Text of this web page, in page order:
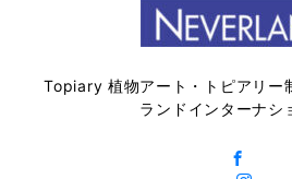
Topiary 植物アート・トピアリー
ランドインターナシ